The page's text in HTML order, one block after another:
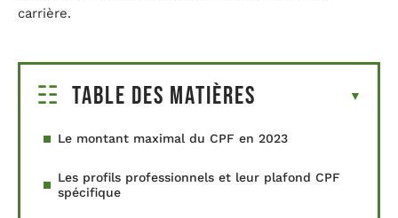
carrière.
Table des matières
Le montant maximal du CPF en 2023
Les profils professionnels et leur plafond CPF
spécifique